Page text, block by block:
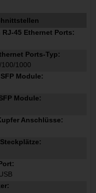
45 Ethernet Ports:
Ports-Typ:
1000
Module:
Module:
Anschlüsse: